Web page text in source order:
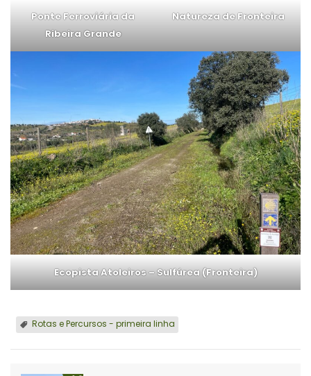
Ponte Ferroviária da
Ribeira Grande
Natureza de Fronteira
Ecopista Atoleiros – Sulfúrea (Fronteira)
Rotas e Percursos - primeira linha